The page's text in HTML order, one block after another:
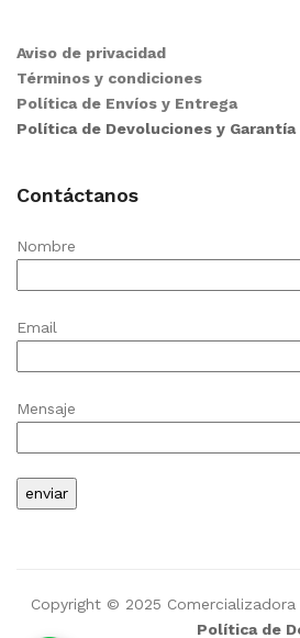
Aviso de privacidad
Términos y condiciones
Política de Envíos y Entrega
Política de Devoluciones y Garantía
Contáctanos
Nombre
Email
Mensaje
Copyright © 2025 Comercializadora
Política de